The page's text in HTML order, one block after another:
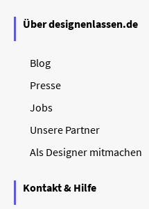
Über designenlassen.de
Blog
Presse
Jobs
Unsere Partner
Als Designer mitmachen
Kontakt & Hilfe